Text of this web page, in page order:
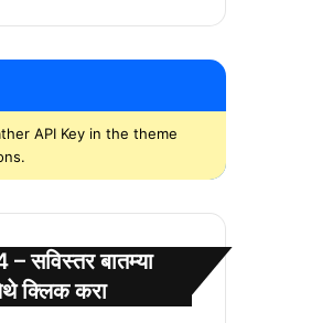
API Key in the theme
सविस्तर बातम्या
क्लिक करा